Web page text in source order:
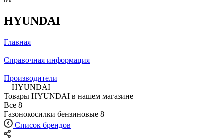
HYUNDAI
Главная
—
Справочная информация
—
Производители
—HYUNDAI
Товары HYUNDAI в нашем магазине
Все 8
Газонокосилки бензиновые 8
Список брендов